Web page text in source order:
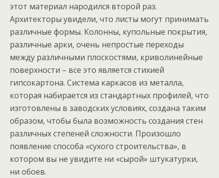
этот материал народился второй раз.
Архитекторы увидели, что листы могут принимать
различные формы. Колонны, купольные покрытия,
различные арки, очень непростые переходы
между различными плоскостями, криволинейные
поверхности – все это является стихией
гипсокартона. Система каркасов из металла,
которая набирается из стандартных профилей, что
изготовлены в заводских условиях, создана таким
образом, чтобы была возможность создания стен
различных степеней сложности. Произошло
появление способа «сухого строительства», в
котором вы не увидите ни «сырой» штукатурки,
ни обоев.